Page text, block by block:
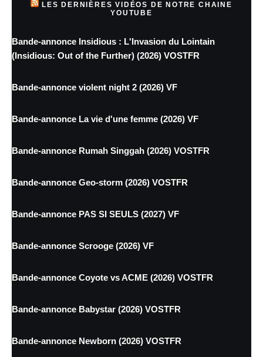
LES DERNIÈRES VIDÉOS DE NOTRE CHAINE
YOUTUBE
Bande-annonce Insidious : L'Invasion du Lointain
(Insidious: Out of the Further) (2026) VOSTFR
Bande-annonce violent night 2 (2026) VF
Bande-annonce La vie d'une femme (2026) VF
Bande-annonce Rumah Singgah (2026) VOSTFR
Bande-annonce Geo-storm (2026) VOSTFR
Bande-annonce PAS SI SEULS (2027) VF
Bande-annonce Scrooge (2026) VF
Bande-annonce Coyote vs ACME (2026) VOSTFR
Bande-annonce Babystar (2026) VOSTFR
Bande-annonce Newborn (2026) VOSTFR